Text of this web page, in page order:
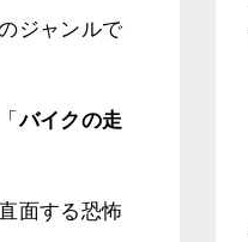
ジャンルで
バイクの走
面する恐怖